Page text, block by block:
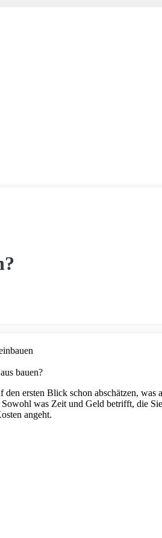
bauen?
ersten Blick schon abschätzen, was
Sowohl was Zeit und Geld betrifft, die Sie
angeht.